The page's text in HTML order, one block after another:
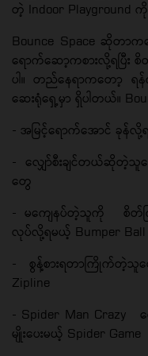
တဲ့ Indoor Playground
Bounce Space ဆိုတာက
ရောက်ဆော့ကစားလို့ရပြီး စိ
ပါ။ တည်နေရာကတော့ ရ
ဆေးရုံရှေ့မှာ ရှိပါတယ်။
- အမြင့်ရောက်အောင် ခုန်လို့
- လျှော်စီးချင်တယ်ဆိုတဲ့သူ
တွေ
- မကျေနပ်တဲ့သူကို စိတ်က
လုပ်လို့ရမယ့် Bumper Ball
- စွန့်စားရတာကြိုက်တဲ့သူ
Zipline
- Spider Man
မျိုးပေးမယ့် Spider Game